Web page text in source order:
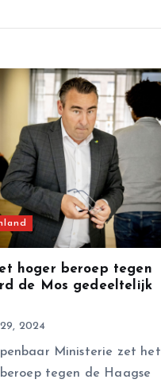
hoger beroep tegen
de Mos gedeeltelijk
29, 2024
Ministerie zet het
tegen de Haagse